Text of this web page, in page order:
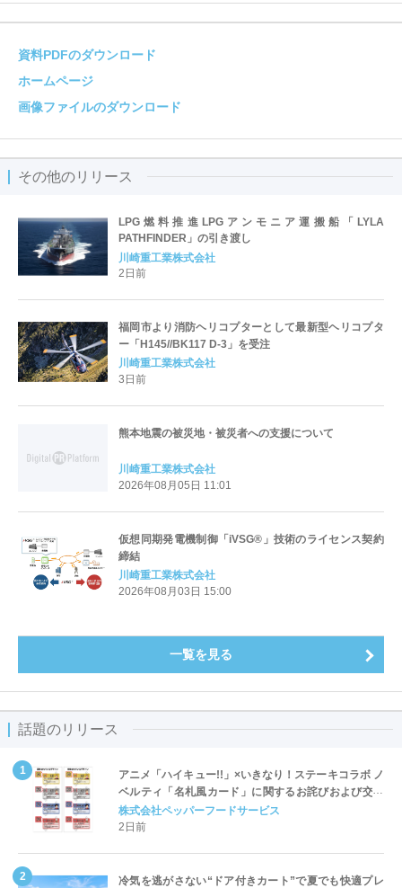
資料PDFのダウンロード
ホームページ
画像ファイルのダウンロード
その他のリリース
LPG燃料推進LPGアンモニア運搬船「LYLA
PATHFINDER」の引き渡し
川崎重工業株式会社
2日前
福岡市より消防ヘリコプターとして最新型ヘリコプタ
ー「H145//BK117 D-3」を受注
川崎重工業株式会社
3日前
熊本地震の被災地・被災者への支援について
川崎重工業株式会社
2026年08月05日 11:01
仮想同期発電機制御「iVSG®」技術のライセンス契約
締結
川崎重工業株式会社
2026年08月03日 15:00
一覧を見る
話題のリリース
アニメ「ハイキュー!!」×いきなり！ステーキコラボ ノ
ベルティ「名札風カード」に関するお詫びおよび交換
対応についてのご案内
株式会社ペッパーフードサービス
2日前
冷気を逃がさない“ドア付きカート”で夏でも快適プレ